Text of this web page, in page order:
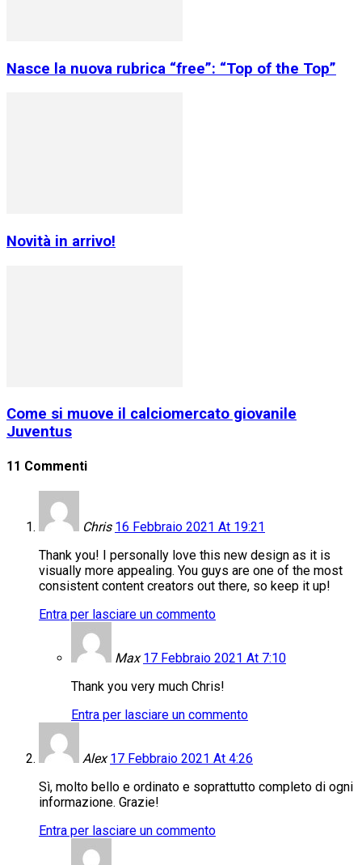
Nasce la nuova rubrica “free”: “Top of the Top”
Novità in arrivo!
Come si muove il calciomercato giovanile
Juventus
11 Commenti
Chris 16 Febbraio 2021 At 19:21
Thank you! I personally love this new design as it is
visually more appealing. You guys are one of the most
consistent content creators out there, so keep it up!
Entra per lasciare un commento
Max 17 Febbraio 2021 At 7:10
Thank you very much Chris!
Entra per lasciare un commento
Alex 17 Febbraio 2021 At 4:26
Sì, molto bello e ordinato e soprattutto completo di ogni
informazione. Grazie!
Entra per lasciare un commento